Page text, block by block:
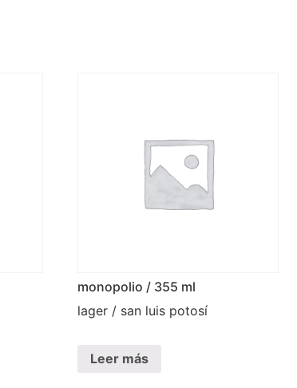
monopolio / 355 ml
lager / san luis potosí
Leer más